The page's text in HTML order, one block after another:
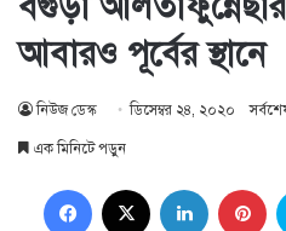
আবারও পূর্বের স্থানে
নিউজ ডেস্ক ডিসেম্বর ২৪, ২০২০
এক মিনিটে পড়ুন
Facebook LinkedIn